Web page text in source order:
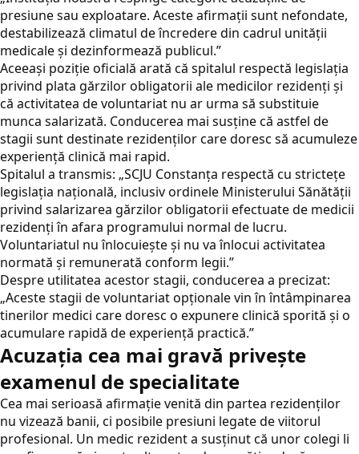
presiune sau exploatare. Aceste afirmații sunt nefondate,
destabilizează climatul de încredere din cadrul unității
medicale și dezinformează publicul.”
Aceeași poziție oficială arată că spitalul respectă legislația
privind plata gărzilor obligatorii ale medicilor rezidenți și
că activitatea de voluntariat nu ar urma să substituie
munca salarizată. Conducerea mai susține că astfel de
stagii sunt destinate rezidenților care doresc să acumuleze
experiență clinică mai rapid.
Spitalul a transmis: „SCJU Constanța respectă cu strictețe
legislația națională, inclusiv ordinele Ministerului Sănătății
privind salarizarea gărzilor obligatorii efectuate de medicii
rezidenți în afara programului normal de lucru.
Voluntariatul nu înlocuiește și nu va înlocui activitatea
normată și remunerată conform legii.”
Despre utilitatea acestor stagii, conducerea a precizat:
„Aceste stagii de voluntariat opționale vin în întâmpinarea
tinerilor medici care doresc o expunere clinică sporită și o
acumulare rapidă de experiență practică.”
Acuzația cea mai gravă privește
examenul de specialitate
Cea mai serioasă afirmație venită din partea rezidenților
nu vizează banii, ci posibile presiuni legate de viitorul
profesional. Un medic rezident a susținut că unor colegi li